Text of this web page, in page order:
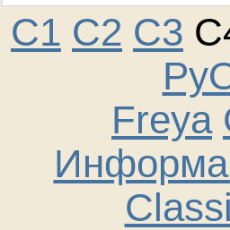
C1 C2 C3
Freya